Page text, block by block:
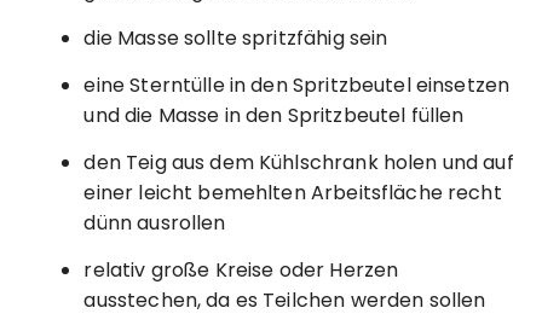
die Masse sollte spritzfähig sein
eine Sterntülle in den Spritzbeutel einsetzen
und die Masse in den Spritzbeutel füllen
den Teig aus dem Kühlschrank holen und auf
einer leicht bemehlten Arbeitsfläche recht
dünn ausrollen
relativ große Kreise oder Herzen
ausstechen, da es Teilchen werden sollen